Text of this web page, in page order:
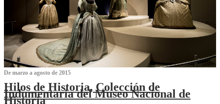
De marzo a agosto de 2015
Hilos de Historia, Colección de
Indumentaria del Museo Nacional de
Historia